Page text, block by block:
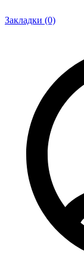
Закладки (0)